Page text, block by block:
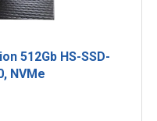
512Gb HS-SSD-
NVMe